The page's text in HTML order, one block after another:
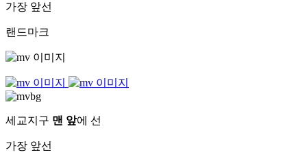
가장 앞선
랜드마크
세교지구 맨 앞에 선
가장 앞선